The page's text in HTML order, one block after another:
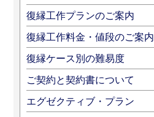
復縁工作プランのご案内
復縁工作料金・値段のご案内
復縁ケース別の難易度
ご契約と契約書について
エグゼクティブ・プラン